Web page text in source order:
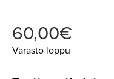
60,00€
Varasto loppu